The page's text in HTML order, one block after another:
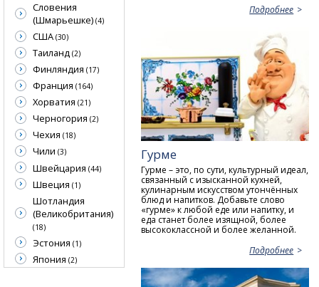
Подробнее
Гурме
Гурме – это, по сути, культурный идеал,
связанный с изысканной кухней,
кулинарным искусством утончённых
блюд и напитков. Добавьте слово
«гурме» к любой еде или напитку, и
еда станет более изящной, более
высококлассной и более желанной.
Подробнее
Словения
(Шмарьешке) (4)
США (30)
Таиланд (2)
Финляндия (17)
Франция (164)
Хорватия (21)
Черногория (2)
Чехия (18)
Чили (3)
Швейцария (44)
Швеция (1)
Шотландия
(Великобритания)
(18)
Эстония (1)
Япония (2)